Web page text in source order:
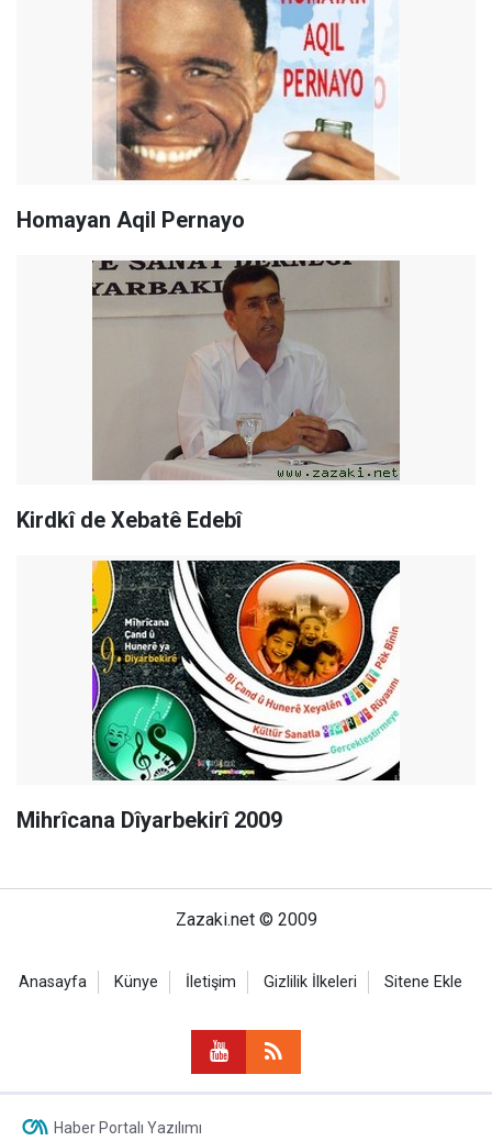
Homayan Aqil Pernayo
Kirdkî de Xebatê Edebî
Mihrîcana Dîyarbekirî 2009
Zazaki.net © 2009
Anasayfa Künye İletişim Gizlilik İlkeleri Sitene Ekle
Haber Portalı Yazılımı